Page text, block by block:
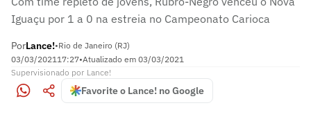
Iguaçu por 1 a 0 na estreia no Campeonato Carioca
PorLance!•Rio de Janeiro (RJ)
03/03/202117:27•Atualizado em 03/03/2021
Supervisionado por Lance!
Favorite o Lance! no Google